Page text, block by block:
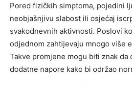
Pored fizičkih simptoma, pojedini
neobjašnjivu slabost ili osjećaj
svakodnevnih aktivnosti. Poslovi
odjednom zahtijevaju mnogo više
Takve promjene mogu biti znak da
dodatne napore kako bi održao